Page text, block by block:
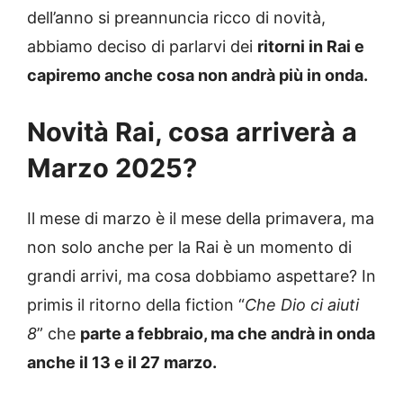
dell’anno si preannuncia ricco di novità,
abbiamo deciso di parlarvi dei ritorni in Rai e
capiremo anche cosa non andrà più in onda.
Novità Rai, cosa arriverà a
Marzo 2025?
Il mese di marzo è il mese della primavera, ma
non solo anche per la Rai è un momento di
grandi arrivi, ma cosa dobbiamo aspettare? In
primis il ritorno della fiction “Che Dio ci aiuti
8” che parte a febbraio, ma che andrà in onda
anche il 13 e il 27 marzo.